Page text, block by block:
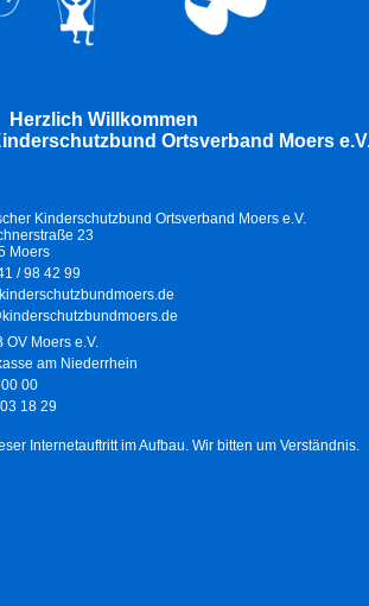
Herzlich Willkommen
Ortsverband Moers
Kinderschutzbund Ortsverband Moers e.V.
23
Moers
/ 98 42 99
OV Moers e.V.
am Niederrhein
00
18 29
Internetauftritt im Aufbau. Wir bitten um Verständnis.